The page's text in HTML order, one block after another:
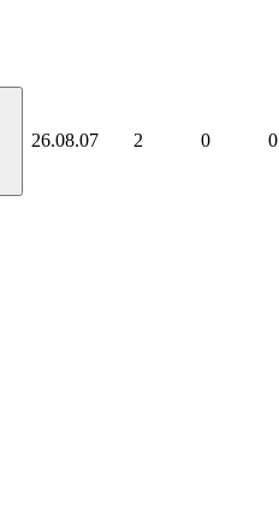
26.08.07 2 0 0